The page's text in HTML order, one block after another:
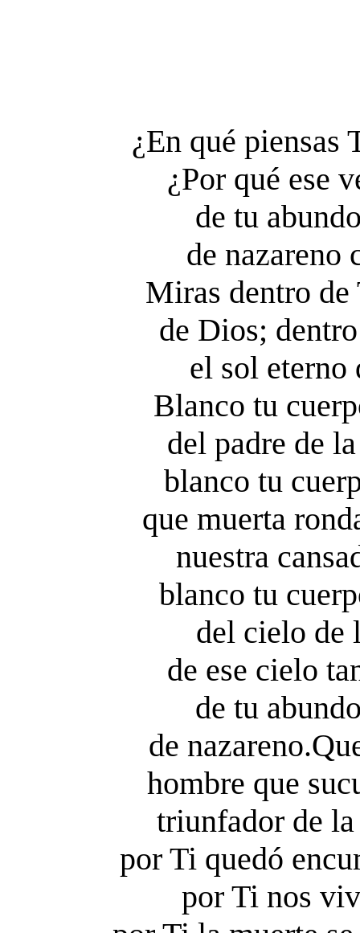
¿En qué piensas
¿Por qué ese
de tu
de nazareno
Miras dentro de
de Dios;
el sol eterno
Blanco tu
del padre de
blanco tu
que muerta
nuestra
blanco tu
del cielo de
de ese cielo
de tu
de
hombre que
triunfador de
por Ti quedó
por Ti nos